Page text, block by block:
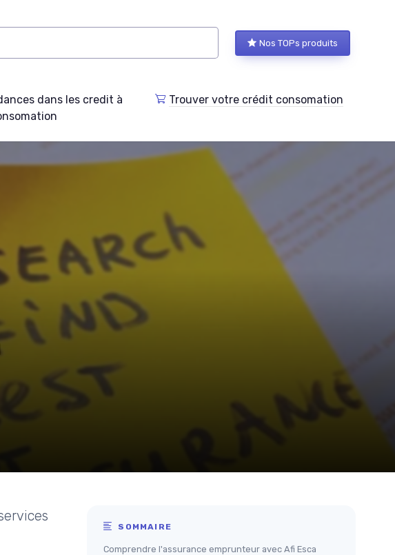
Nos TOPs produits
dans les credit à
Trouver votre crédit consomation
SOMMAIRE
Comprendre l'assurance emprunteur avec Afi Esca